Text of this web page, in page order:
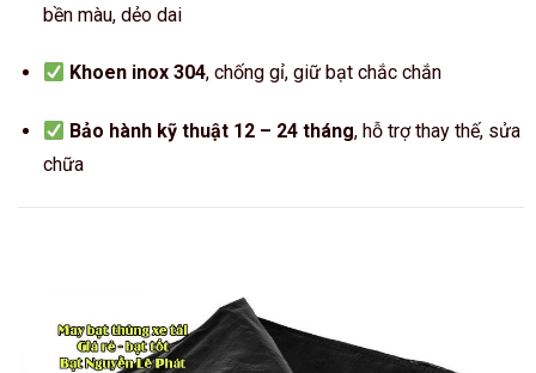
bền màu, dẻo dai
Khoen inox 304, chống gỉ, giữ bạt chắc chắn
Bảo hành kỹ thuật 12 – 24 tháng, hỗ trợ thay thế, sửa
chữa